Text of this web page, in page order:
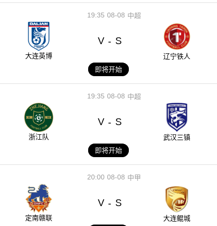
08-08
19:35 中超
大连英博
V - S
辽宁铁人
即将开始
08-08
19:35 中超
浙江队
V - S
武汉三镇
即将开始
08-08
20:00 中甲
定南赣联
V - S
大连鲲城